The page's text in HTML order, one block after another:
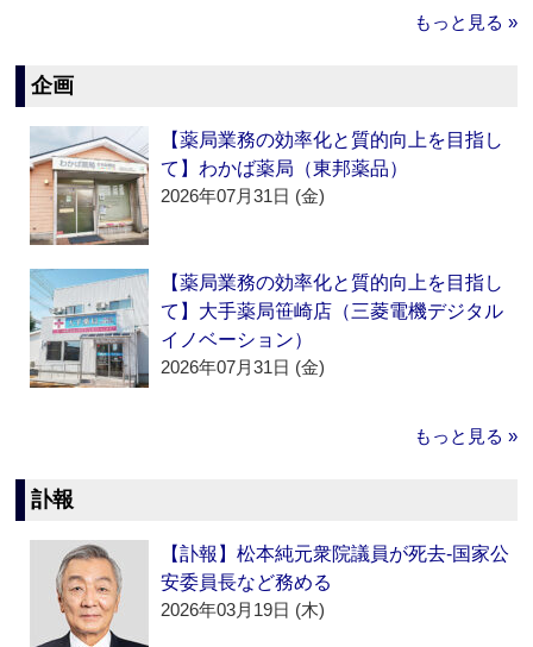
もっと見る »
企画
【薬局業務の効率化と質的向上を目指し
て】わかば薬局（東邦薬品）
2026年07月31日 (金)
【薬局業務の効率化と質的向上を目指し
て】大手薬局笹崎店（三菱電機デジタル
イノベーション）
2026年07月31日 (金)
もっと見る »
訃報
【訃報】松本純元衆院議員が死去‐国家公
安委員長など務める
2026年03月19日 (木)